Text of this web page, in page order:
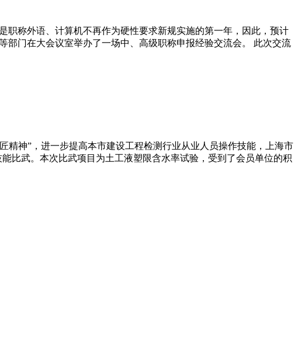
称外语、计算机不再作为硬性要求新规实施的第一年，因此，预计
门在大会议室举办了一场中、高级职称申报经验交流会。 此次交流
精神”，进一步提高本市建设工程检测行业从业人员操作技能，上海市
比武。本次比武项目为土工液塑限含水率试验，受到了会员单位的积